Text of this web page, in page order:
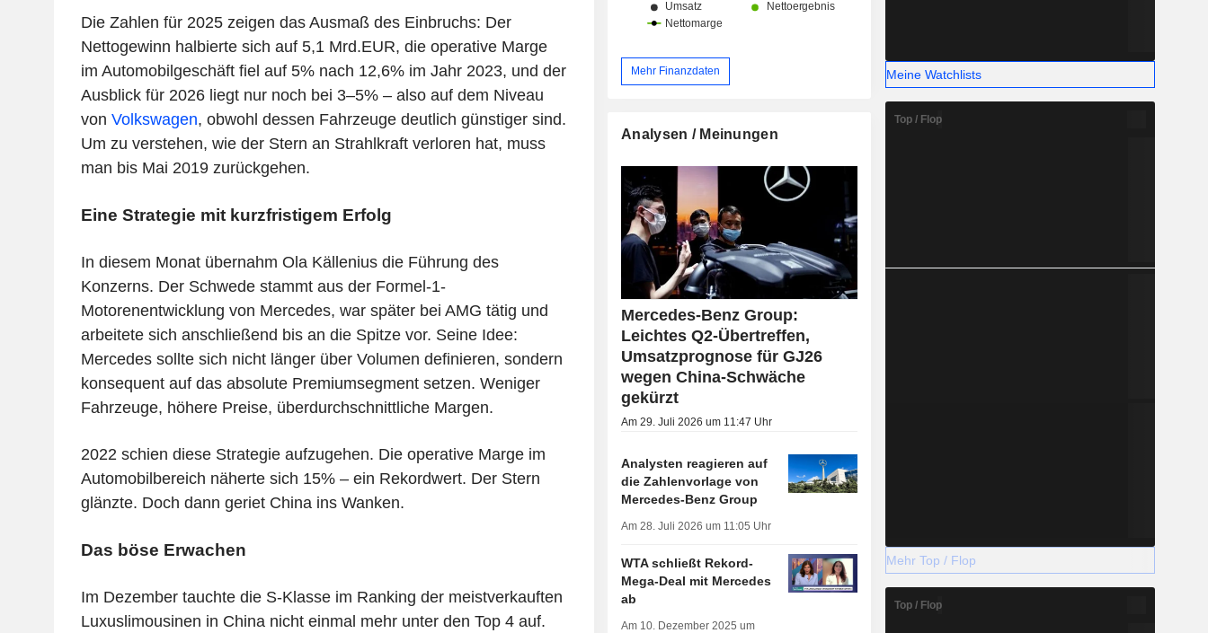
Die Zahlen für 2025 zeigen das Ausmaß des Einbruchs: Der
Nettogewinn halbierte sich auf 5,1 Mrd.EUR, die operative Marge
im Automobilgeschäft fiel auf 5% nach 12,6% im Jahr 2023, und der
Ausblick für 2026 liegt nur noch bei 3–5% – also auf dem Niveau
von Volkswagen, obwohl dessen Fahrzeuge deutlich günstiger sind.
Um zu verstehen, wie der Stern an Strahlkraft verloren hat, muss
man bis Mai 2019 zurückgehen.
Eine Strategie mit kurzfristigem Erfolg
In diesem Monat übernahm Ola Källenius die Führung des
Konzerns. Der Schwede stammt aus der Formel-1-
Motorenentwicklung von Mercedes, war später bei AMG tätig und
arbeitete sich anschließend bis an die Spitze vor. Seine Idee:
Mercedes sollte sich nicht länger über Volumen definieren, sondern
konsequent auf das absolute Premiumsegment setzen. Weniger
Fahrzeuge, höhere Preise, überdurchschnittliche Margen.
2022 schien diese Strategie aufzugehen. Die operative Marge im
Automobilbereich näherte sich 15% – ein Rekordwert. Der Stern
glänzte. Doch dann geriet China ins Wanken.
Das böse Erwachen
Im Dezember tauchte die S-Klasse im Ranking der meistverkauften
Luxuslimousinen in China nicht einmal mehr unter den Top 4 auf.
Mehr Finanzdaten
Analysen / Meinungen
Mercedes-Benz Group:
Leichtes Q2-Übertreffen,
Umsatzprognose für GJ26
wegen China-Schwäche
gekürzt
Am 29. Juli 2026 um 11:47 Uhr
Analysten reagieren auf
die Zahlenvorlage von
Mercedes-Benz Group
Am 28. Juli 2026 um 11:05 Uhr
WTA schließt Rekord-
Mega-Deal mit Mercedes
ab
Am 10. Dezember 2025 um
Meine Watchlists
Top / Flop
Mehr Top / Flop
Top / Flop